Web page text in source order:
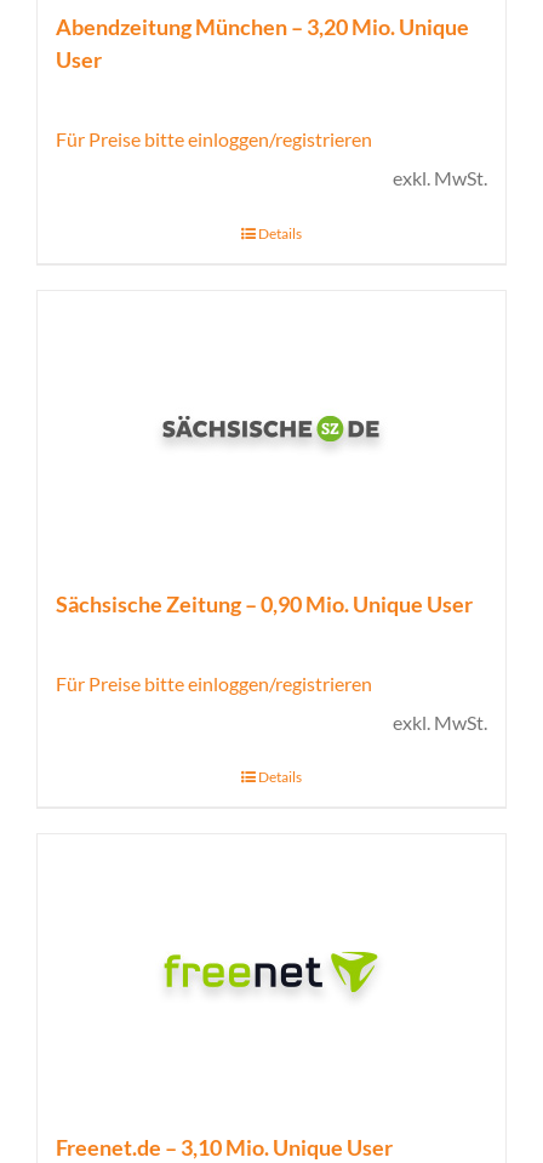
Abendzeitung München – 3,20 Mio. Unique
User
Für Preise bitte einloggen/registrieren
exkl. MwSt.
Details
Sächsische Zeitung – 0,90 Mio. Unique User
Für Preise bitte einloggen/registrieren
exkl. MwSt.
Details
Freenet.de – 3,10 Mio. Unique User